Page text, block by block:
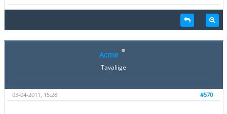
Acme
Tavaliige
#570
03-04-2011, 15:28